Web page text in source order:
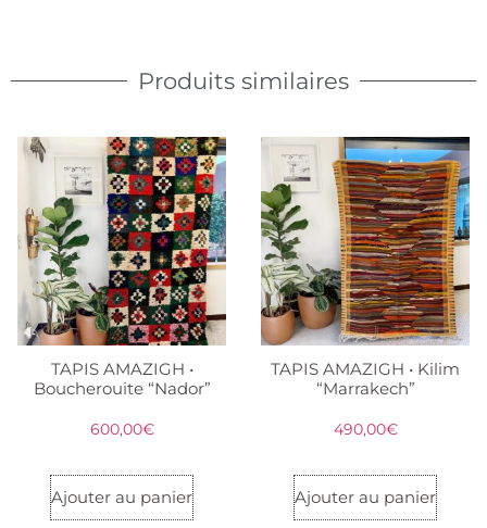
Produits similaires
TAPIS AMAZIGH •
Boucherouite “Nador”
600,00€
Ajouter au panier
TAPIS AMAZIGH • Kilim
“Marrakech”
490,00€
Ajouter au panier